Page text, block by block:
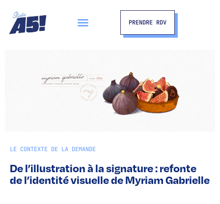
PRENDRE RDV
LE CONTEXTE DE LA DEMANDE
De l’illustration à la signature : refonte
de l’identité visuelle de Myriam Gabrielle